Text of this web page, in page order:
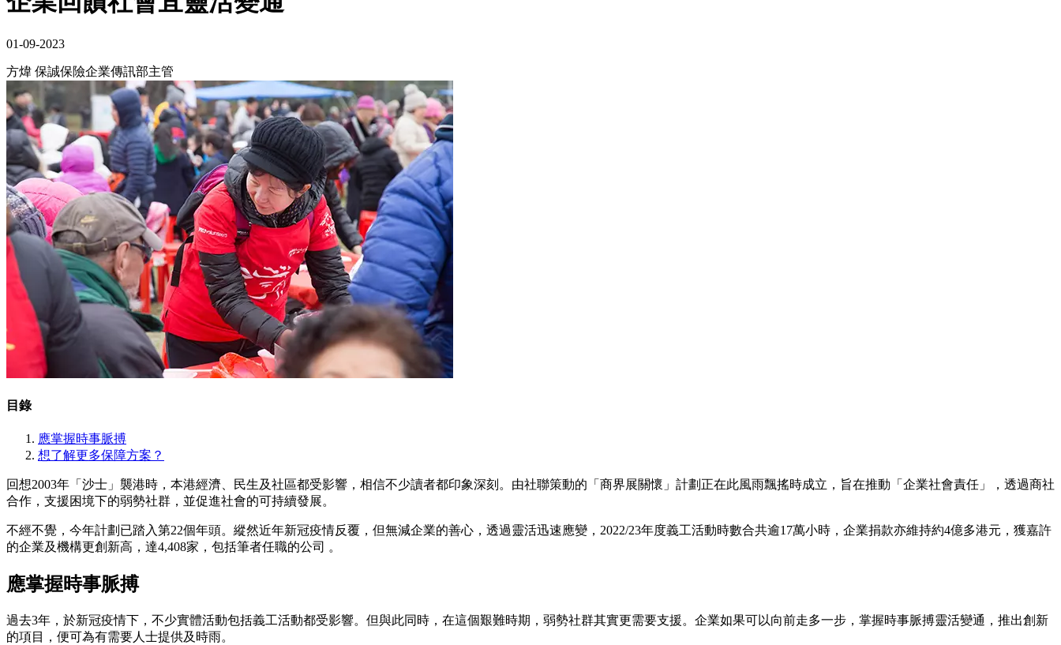
01-09-2023
方煒 保誠保險企業傳訊部主管
目錄
應掌握時事脈搏
想了解更多保障方案？
回想2003年「沙士」襲港時，本港經濟、民生及社區都受影響，相信不少讀者都印象深刻。由社聯策動的「商界展關懷」計劃正在此風雨飄搖時成立，旨在推動「企業社會責任」，透過商社
合作，支援困境下的弱勢社群，並促進社會的可持續發展。
不經不覺，今年計劃已踏入第22個年頭。縱然近年新冠疫情反覆，但無減企業的善心，透過靈活迅速應變，2022/23年度義工活動時數合共逾17萬小時，企業捐款亦維持約4億多港元，獲嘉許
的企業及機構更創新高，達4,408家，包括筆者任職的公司 。
應掌握時事脈搏
過去3年，於新冠疫情下，不少實體活動包括義工活動都受影響。但與此同時，在這個艱難時期，弱勢社群其實更需要支援。企業如果可以向前走多一步，掌握時事脈搏靈活變通，推出創新
的項目，便可為有需要人士提供及時雨。